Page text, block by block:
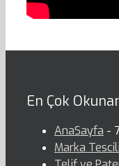
En Çok
AnaSayfa -
Marka Tescili